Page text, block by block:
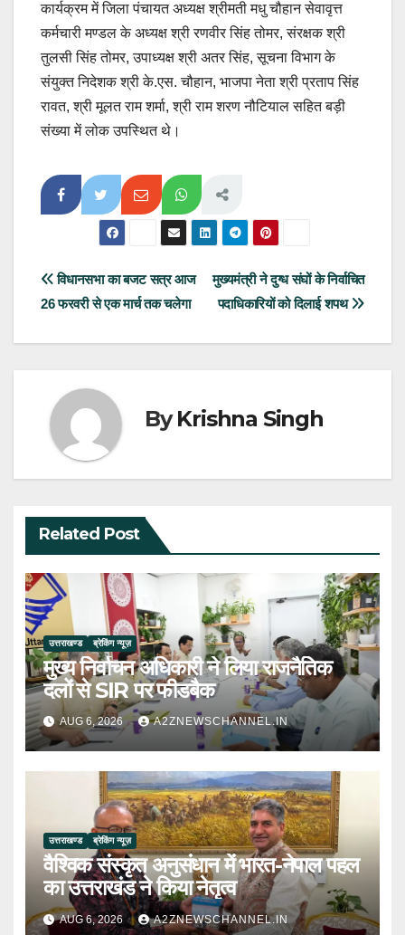
कार्यक्रम में जिला पंचायत अध्यक्ष श्रीमती मधु चौहान सेवावृत्त
कर्मचारी मण्डल के अध्यक्ष श्री रणवीर सिंह तोमर, संरक्षक श्री
तुलसी सिंह तोमर, उपाध्यक्ष श्री अतर सिंह, सूचना विभाग के
संयुक्त निदेशक श्री के.एस. चौहान, भाजपा नेता श्री प्रताप सिंह
रावत, श्री मूलत राम शर्मा, श्री राम शरण नौटियाल सहित बड़ी
संख्या में लोक उपस्थित थे।
Post
navigation
मुख्यमंत्री ने दुग्ध संघों के निर्वाचित
पदाधिकारियों को दिलाई शपथ
विधानसभा का बजट सत्र आज
26 फरवरी से एक मार्च तक चलेगा
ByKrishna Singh
Related Post
उत्तराखण्ड ब्रेकिंग न्यूज़
मुख्य निर्वाचन अधिकारी ने लिया राजनैतिक
दलों से SIR पर फीडबैक
AUG 6, 2026 A2ZNEWSCHANNEL.IN
उत्तराखण्ड ब्रेकिंग न्यूज़
वैश्विक संस्कृत अनुसंधान में भारत-नेपाल पहल
का उत्तराखंड ने किया नेतृत्व
AUG 6, 2026 A2ZNEWSCHANNEL.IN